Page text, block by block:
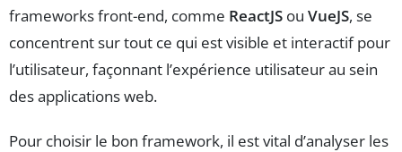
frameworks front-end, comme ReactJS ou VueJS, se
concentrent sur tout ce qui est visible et interactif pour
l’utilisateur, façonnant l’expérience utilisateur au sein
des applications web.
Pour choisir le bon framework, il est vital d’analyser les